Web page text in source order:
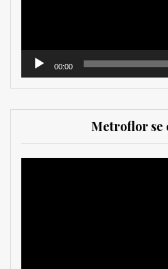
00:00
Metroflor se